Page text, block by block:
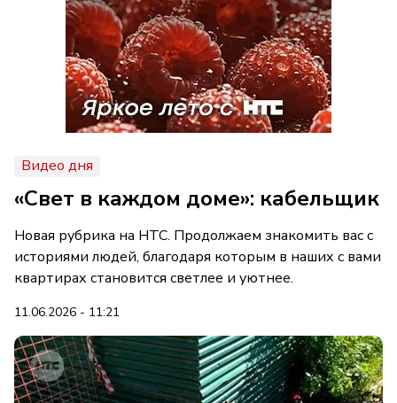
Видео дня
«Свет в каждом доме»: кабельщик
Новая рубрика на НТС. Продолжаем знакомить вас с
историями людей, благодаря которым в наших с вами
квартирах становится светлее и уютнее.
11.06.2026 - 11:21